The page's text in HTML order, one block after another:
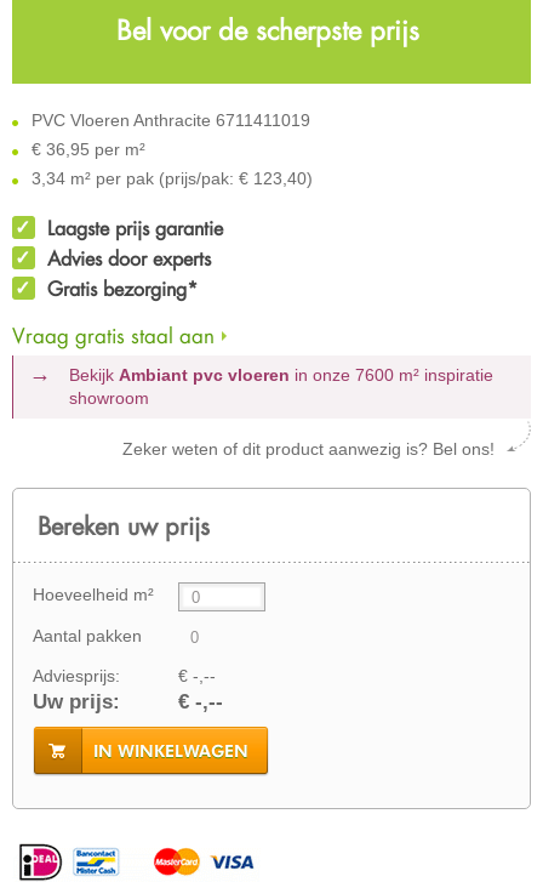
Bel voor de scherpste prijs
PVC Vloeren Anthracite 6711411019
€ 36,95 per m²
3,34 m² per pak (prijs/pak: € 123,40)
Laagste prijs garantie
Advies door experts
Gratis bezorging*
Vraag gratis staal aan
Bekijk Ambiant pvc vloeren in onze 7600 m² inspiratie
showroom
Zeker weten of dit product aanwezig is? Bel ons!
Bereken uw prijs
Hoeveelheid m²
Aantal pakken
Adviesprijs: € -,--
Uw prijs: € -,--
IN WINKELWAGEN